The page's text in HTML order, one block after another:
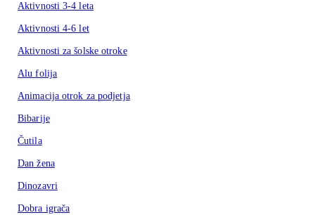
Aktivnosti 3-4 leta
Aktivnosti 4-6 let
Aktivnosti za šolske otroke
Alu folija
Animacija otrok za podjetja
Bibarije
Čutila
Dan žena
Dinozavri
Dobra igrača